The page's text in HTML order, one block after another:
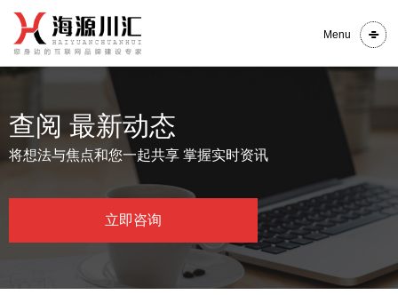
Menu
查阅 最新动态
将想法与焦点和您一起共享 掌握实时资讯
立即咨询